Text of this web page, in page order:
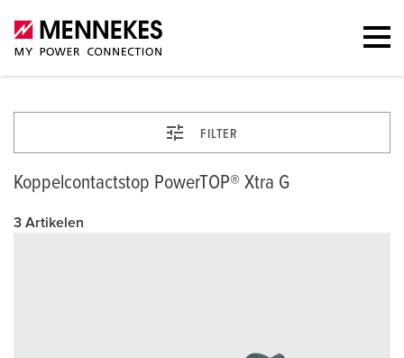
FILTER
Koppelcontactstop PowerTOP® Xtra G
3 Artikelen